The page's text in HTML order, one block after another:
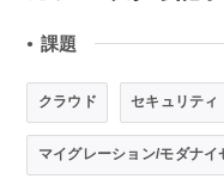
● 課題
クラウド セキュリティ
マイグレーション/モダナイ